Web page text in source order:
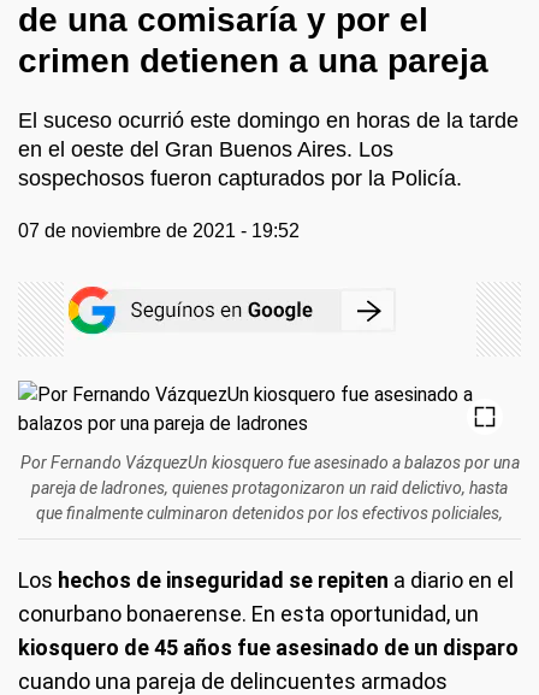
de una comisaría y por el
crimen detienen a una pareja
El suceso ocurrió este domingo en horas de la tarde
en el oeste del Gran Buenos Aires. Los
sospechosos fueron capturados por la Policía.
07 de noviembre de 2021 - 19:52
Por Fernando VázquezUn kiosquero fue asesinado a balazos por una
pareja de ladrones, quienes protagonizaron un raid delictivo, hasta
que finalmente culminaron detenidos por los efectivos policiales,
Los hechos de inseguridad se repiten a diario en el
conurbano bonaerense. En esta oportunidad, un
kiosquero de 45 años fue asesinado de un disparo
cuando una pareja de delincuentes armados